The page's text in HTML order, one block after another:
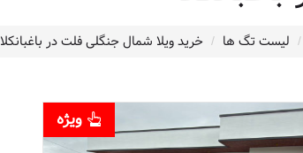
لیست تگ ها خرید ویلا شمال جنگلی فلت در باغبانکلا
ویژه